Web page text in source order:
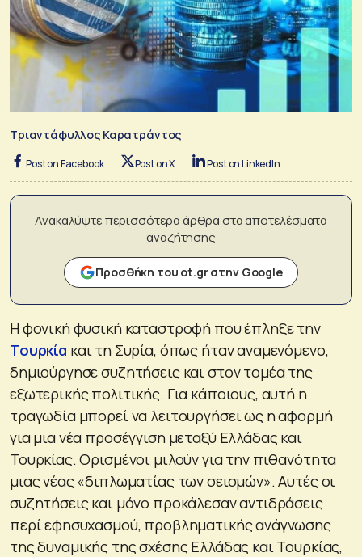
Τριαντάφυλλος Καρατράντος
Post on Facebook Post on X Post on LinkedIn
Ανακαλύψτε περισσότερα άρθρα στα αποτελέσματα
αναζήτησης
Προσθήκη του ot.gr στην Google
Η φονική φυσική καταστροφή που έπληξε την
Τουρκία και τη Συρία, όπως ήταν αναμενόμενο,
δημιούργησε συζητήσεις και στον τομέα της
εξωτερικής πολιτικής. Για κάποιους, αυτή η
τραγωδία μπορεί να λειτουργήσει ως η αφορμή
για μια νέα προσέγγιση μεταξύ Ελλάδας και
Τουρκίας. Ορισμένοι μιλούν για την πιθανότητα
μιας νέας «διπλωματίας των σεισμών». Αυτές οι
συζητήσεις και μόνο προκάλεσαν αντιδράσεις
περί εφησυχασμού, προβληματικής ανάγνωσης
της δυναμικής της σχέσης Ελλάδας και Τουρκίας,